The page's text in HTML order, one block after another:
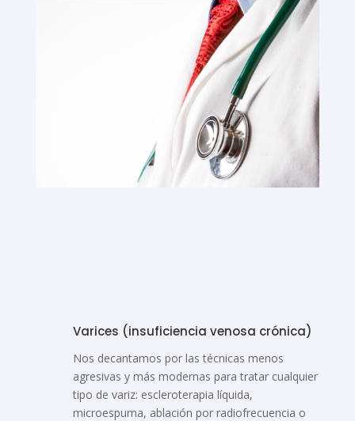
Varices (insuficiencia venosa crónica)
Nos decantamos por las técnicas menos
agresivas y más modernas para tratar cualquier
tipo de variz: escleroterapia líquida,
microespuma, ablación por radiofrecuencia o